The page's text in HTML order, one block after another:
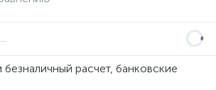
расчет, банковские